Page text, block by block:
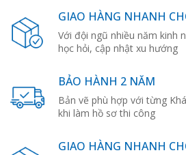
GIAO HÀNG NHANH
Với đội ngũ nhiều năm kinh
học hỏi, cập nhật xu hướng
BẢO HÀNH 2 NĂM
Bản vẽ phù hợp với từng
khi làm hồ sơ thi công
GIAO HÀNG NHANH